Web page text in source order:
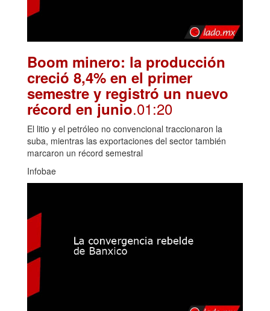
Boom minero: la producción
creció 8,4% en el primer
semestre y registró un nuevo
récord en junio.01:20
El litio y el petróleo no convencional traccionaron la
suba, mientras las exportaciones del sector también
marcaron un récord semestral
Infobae